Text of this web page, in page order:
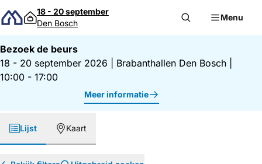
Direct naar inhoud
18 - 20 september
Den Bosch
Menu
Bezoek de beurs
18 - 20 september 2026
Brabanthallen Den Bosch
10:00 - 17:00
Meer informatie
Lijst Kaart